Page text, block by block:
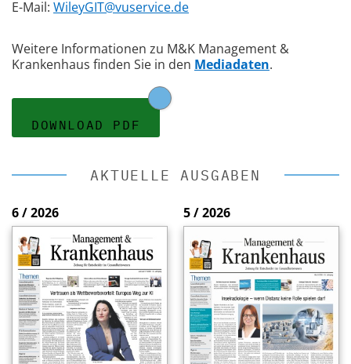
E-Mail: WileyGIT@vuservice.de
Weitere Informationen zu M&K Management &
Krankenhaus finden Sie in den Mediadaten.
DOWNLOAD PDF
AKTUELLE AUSGABEN
6 / 2026 5 / 2026